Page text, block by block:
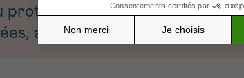
ou spécifiquement
altération du goût et